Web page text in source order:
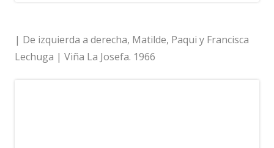
| De izquierda a derecha, Matilde, Paqui y Francisca
Lechuga | Viña La Josefa. 1966